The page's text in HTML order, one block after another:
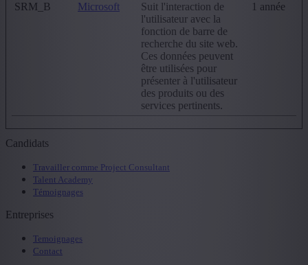
SRM_B Microsoft
Suit l'interaction de
l'utilisateur avec la
fonction de barre de
recherche du site web.
Ces données peuvent
être utilisées pour
présenter à l'utilisateur
des produits ou des
services pertinents.
1 année
Candidats
Travailler comme Project Consultant
Talent Academy
Témoignages
Entreprises
Temoignages
Contact